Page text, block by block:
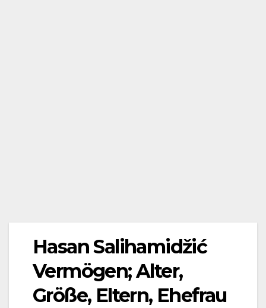
Hasan Salihamidžić
Vermögen; Alter,
Größe, Eltern, Ehefrau